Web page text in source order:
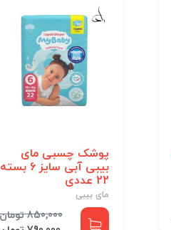
پوشک چسبی مای
بیبی آبی سایز 6 بسته
22 عددی
مای بیبی
850,000 تومان